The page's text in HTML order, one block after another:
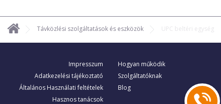
Távközlési szolgáltatások és eszközök UPC beltéri egység
Impresszum
Adatkezelési tájékoztató
Általános Használati feltételek
Hasznos tanácsok
Hogyan működik
Szolgáltatóknak
Blog